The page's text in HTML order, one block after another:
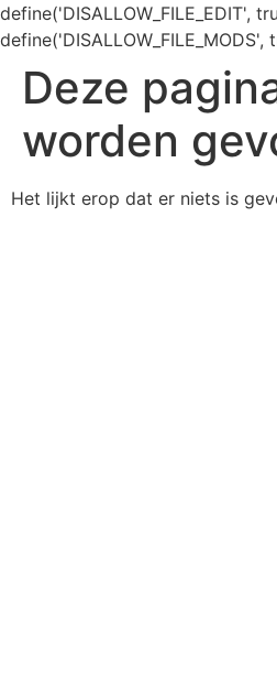
define('DISALLOW_FILE_EDIT',
define('DISALLOW_FILE_MODS',
Deze
worden
Het lijkt erop dat er niets is